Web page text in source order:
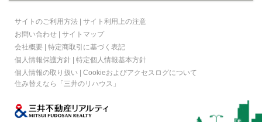
サイトのご利用方法 | サイト利用上の注意
お問い合わせ | サイトマップ
会社概要 | 特定商取引に基づく表記
個人情報保護方針 | 特定個人情報基本方針
個人情報の取り扱い | Cookieおよびアクセスログについて
住み替えなら
「三井のリハウス」